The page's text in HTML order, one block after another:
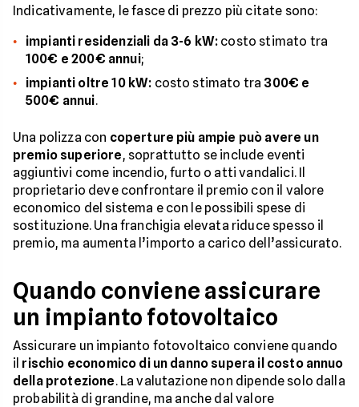
Indicativamente, le fasce di prezzo più citate sono:
impianti residenziali da 3-6 kW: costo stimato tra
100€ e 200€ annui;
impianti oltre 10 kW: costo stimato tra 300€ e
500€ annui.
Una polizza con coperture più ampie può avere un
premio superiore, soprattutto se include eventi
aggiuntivi come incendio, furto o atti vandalici. Il
proprietario deve confrontare il premio con il valore
economico del sistema e con le possibili spese di
sostituzione. Una franchigia elevata riduce spesso il
premio, ma aumenta l’importo a carico dell’assicurato.
Quando conviene assicurare
un impianto fotovoltaico
Assicurare un impianto fotovoltaico conviene quando
il rischio economico di un danno supera il costo annuo
della protezione. La valutazione non dipende solo dalla
probabilità di grandine, ma anche dal valore